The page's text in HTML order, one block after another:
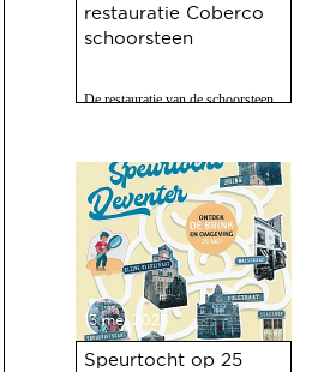
restauratie Coberco
schoorsteen
De restauratie van de schoorsteen
13 mei 2025
Speurtocht op 25